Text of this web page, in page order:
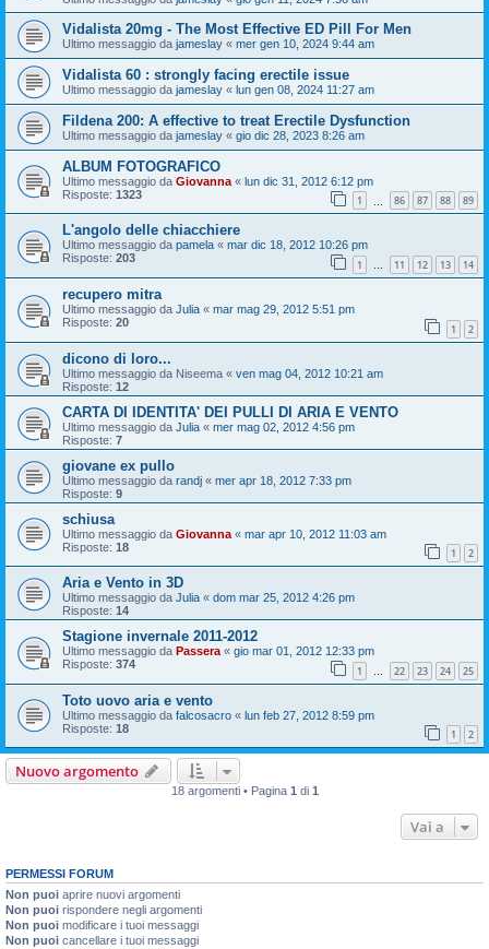
Vidalista 20mg - The Most Effective ED Pill For Men
Ultimo messaggio da jameslay « mer gen 10, 2024 9:44 am
Vidalista 60 : strongly facing erectile issue
Ultimo messaggio da jameslay « lun gen 08, 2024 11:27 am
Fildena 200: A effective to treat Erectile Dysfunction
Ultimo messaggio da jameslay « gio dic 28, 2023 8:26 am
ALBUM FOTOGRAFICO
Ultimo messaggio da Giovanna « lun dic 31, 2012 6:12 pm
Risposte: 1323 1 86 87 88 89
L'angolo delle chiacchiere
Ultimo messaggio da pamela « mar dic 18, 2012 10:26 pm
Risposte: 203 1 … 11 12 13 14
recupero mitra
Ultimo messaggio da Julia « mar mag 29, 2012 5:51 pm
Risposte: 20 1 2
dicono di loro...
Ultimo messaggio da Niseema « ven mag 04, 2012 10:21 am
Risposte: 12
CARTA DI IDENTITA' DEI PULLI DI ARIA E VENTO
Ultimo messaggio da Julia « mer mag 02, 2012 4:56 pm
Risposte: 7
giovane ex pullo
Ultimo messaggio da randj « mer apr 18, 2012 7:33 pm
Risposte: 9
schiusa
Ultimo messaggio da Giovanna « mar apr 10, 2012 11:03 am
Risposte: 18 1 2
Aria e Vento in 3D
Ultimo messaggio da Julia « dom mar 25, 2012 4:26 pm
Risposte: 14
Stagione invernale 2011-2012
Ultimo messaggio da Passera « gio mar 01, 2012 12:33 pm
Risposte: 374 1 … 22 23 24 25
Toto uovo aria e vento
Ultimo messaggio da falcosacro « lun feb 27, 2012 8:59 pm
Risposte: 18 1 2
Nuovo argomento
18 argomenti • Pagina 1di 1
Vai a
PERMESSI FORUM
Non puoi aprire nuovi argomenti
Non puoi rispondere negli argomenti
Non puoi modificare i tuoi messaggi
Non puoi cancellare i tuoi messaggi